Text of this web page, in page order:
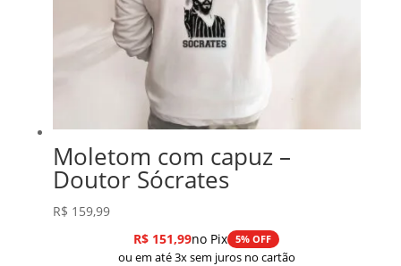
Moletom com capuz –
Doutor Sócrates
R$ 159,99
R$ 151,99no Pix 5% OFF
ou em até 3x sem juros no cartão